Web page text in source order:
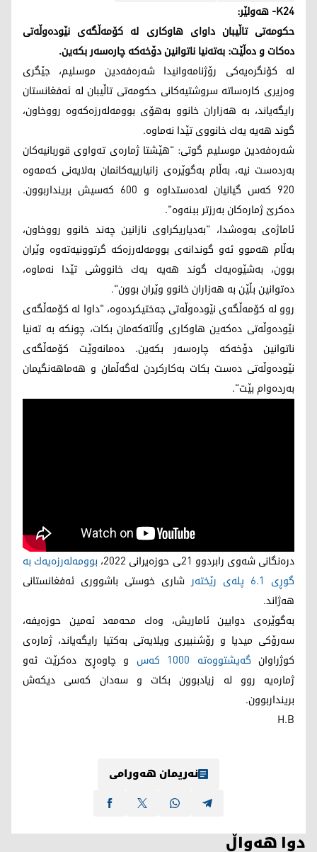
K24- هه‌ولێر:
حکومەتی تاڵیبان داوای هاوکاری لە کۆمەڵگەی نێودەوڵەتی
دەکات و دەڵێت: بەتەنیا ناتوانین دۆخەکە چارەسەر بکەین.
لە کۆنگرەیەکی رۆژنامەوانیدا شەرەفەدین موسلیم، جێگری
وەزیری کارەساتە سروشتیەکانی حکومەتی تاڵیبان له‌ ئه‌فغانستان
رایگەیاند، بە هەزاران خانوو بەهۆی بوومەلەرزەکەوە رووخاون،
گوند هەیە یەك خانووی تێدا نەماوە.
شەرەفەدین موسلیم گوتی: "هێشتا ژمارەی تەواوی قوربانیەکان
بەردەست نیە، بەڵام بەگوێرەی زانیارییەکانمان بەلایەنی کەمەوە
920 کەس گیانیان لەدەستداوە و 600 کەسیش برینداربوون.
دەکرێ ژمارەکان بەرزتر ببنەوە".
ئاماژه‌ی به‌وه‌شدا، "بەدیاریکراوی نازانین چەند خانوو رووخاون،
بەڵام هەموو ئەو گوندانەی بوومەلەرزەکە گرتوونیەتەوە وێران
بوون، بەشێوەیەك گوند هەیە یەك خانووشی تێدا نەماوە،
دەتوانین بڵێن بە هەزاران خانوو وێران بوون".
روو له‌ كۆمه‌ڵگه‌ی نێوده‌وڵه‌تی جه‌ختیكرده‌وه‌، "داوا لە کۆمەڵگەی
نێودەوڵەتی دەکەین هاوکاری وڵاتەکەمان بکات، چونکە بە تەنیا
ناتوانین دۆخەکە چارەسەر بکەین. دەمانەوێت کۆمەڵگەی
نێودەوڵەتی دەست بکات بەکارکردن لەگەڵمان و هەماهەنگیمان
بەردەوام بێت".
درەنگانی شەوی رابردوو 21ـی حوزەیرانی 2022،
بوومه‌له‌رزه‌یه‌ك بە
گوڕی 6.1 پلەی رێختەر
شاری خوستی باشووری ئه‌فغانستانی
هه‌ژاند.
به‌گوێره‌ی دوایین ئاماریش، وه‌ك محه‌مه‌د ئه‌مین حوزه‌یفه‌،
سه‌رۆكی میدیا و رۆشنبیری ویلایه‌تی به‌كتیا رایگه‌یاند، ژماره‌ی
كوژراوان گه‌یشتووه‌ته‌‌ 1000 كه‌س
و چاوه‌ڕێ ده‌كرێت ئه‌و
ژماره‌یه‌ روو له‌ زیادبوون بكات و سه‌دان كه‌سی دیكه‌ش
برینداربوون.
H.B
نه‌ریمان هه‌ورامی
دوا هەواڵ